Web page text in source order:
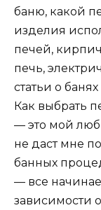
баню, какой
изделия
печей,
печь,
статьи о
Как выбрать
— это мой
не даст мне
банных
— все
зависимости